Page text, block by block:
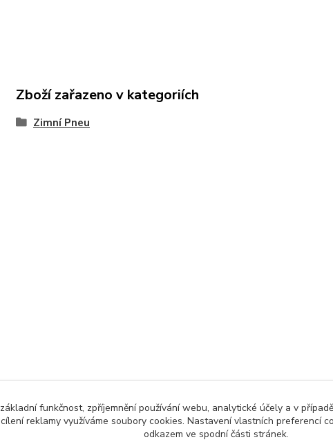
Zboží zařazeno v kategoriích
Zimní Pneu
funkčnost, zpříjemnění používání webu, analytické účely a v
reklamy využíváme soubory cookies. Nastavení vlastních preferencí
odkazem ve spodní části stránek.